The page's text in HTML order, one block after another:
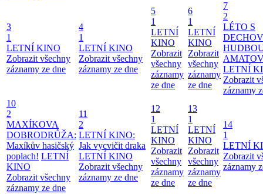
3
1
LETNÍ KINO
Zobrazit všechny
záznamy ze dne
4
1
LETNÍ KINO
Zobrazit všechny
záznamy ze dne
5
1
LETNÍ
KINO
Zobrazit
všechny
záznamy
ze dne
6
1
LETNÍ
KINO
Zobrazit
všechny
záznamy
ze dne
7
2
LÉTO S
LETNÍ
Zobrazit
záznamy
10
2
MAXÍKOVA
DOBRODRŮŽA:
Maxíkův hasičský
poplach! LETNÍ
KINO
Zobrazit všechny
záznamy ze dne
11
2
LETNÍ KINO:
Jak vycvičit draka
LETNÍ KINO
Zobrazit všechny
záznamy ze dne
12
1
LETNÍ
KINO
Zobrazit
všechny
záznamy
ze dne
13
1
LETNÍ
KINO
Zobrazit
všechny
záznamy
ze dne
14
1
LETNÍ
Zobrazit
záznamy